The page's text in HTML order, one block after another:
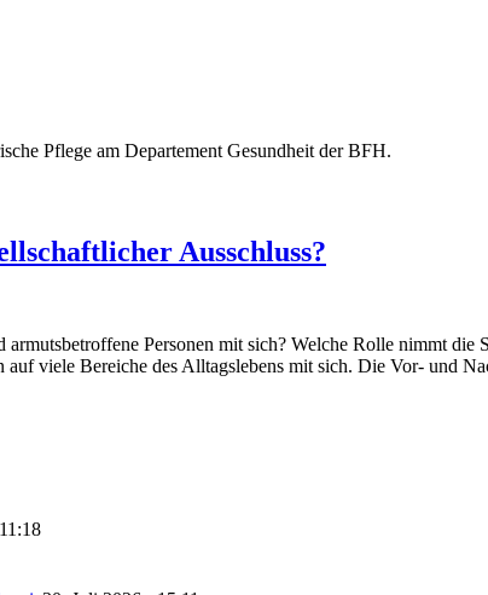
Pflege am Departement Gesundheit der BFH.
Ausschluss?
Personen mit sich? Welche Rolle nimmt die
viele Bereiche des Alltagslebens mit sich. Die Vor- und